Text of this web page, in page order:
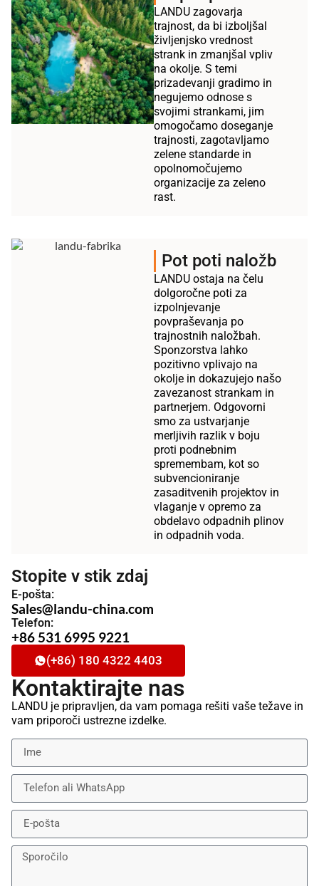
LANDU zagovarja
trajnost, da bi izboljšal
življenjsko vrednost
strank in zmanjšal vpliv
na okolje. S temi
prizadevanji gradimo in
negujemo odnose s
svojimi strankami, jim
omogočamo doseganje
trajnosti, zagotavljamo
zelene standarde in
opolnomočujemo
organizacije za zeleno
rast.
Pot poti naložb
LANDU ostaja na čelu
dolgoročne poti za
izpolnjevanje
povpraševanja po
trajnostnih naložbah.
Sponzorstva lahko
pozitivno vplivajo na
okolje in dokazujejo našo
zavezanost strankam in
partnerjem. Odgovorni
smo za ustvarjanje
merljivih razlik v boju
proti podnebnim
spremembam, kot so
subvencioniranje
zasaditvenih projektov in
vlaganje v opremo za
obdelavo odpadnih plinov
in odpadnih voda.
Stopite v stik zdaj
E-pošta:
Sales@landu-china.com
Telefon:
+86 531 6995 9221
(+86) 180 4322 4403
Kontaktirajte nas
LANDU je pripravljen, da vam pomaga rešiti vaše težave in
vam priporoči ustrezne izdelke.